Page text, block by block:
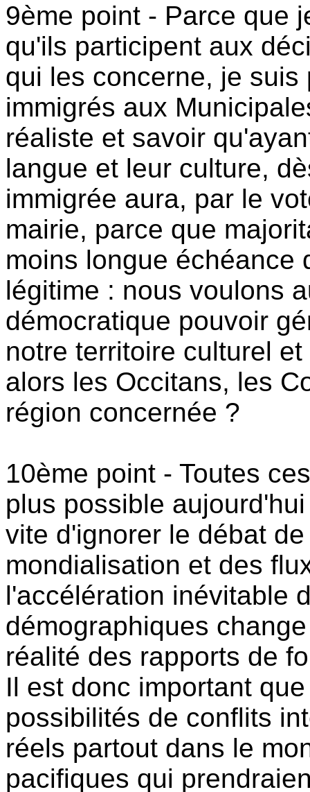
9ème point - Parce que
qu'ils participent aux
qui les concerne, je
immigrés aux
réaliste et savoir
langue et leur culture,
immigrée aura, par le
mairie, parce que
moins longue échéance
légitime : nous voulons
démocratique pouvoir
notre territoire culturel
alors les Occitans, les
région concernée ?
10ème point - Toutes
plus possible
vite d'ignorer le débat
mondialisation et des
l'accélération inévitable
démographiques
réalité des rapports de
Il est donc important
possibilités de conflits
réels partout dans le
pacifiques qui